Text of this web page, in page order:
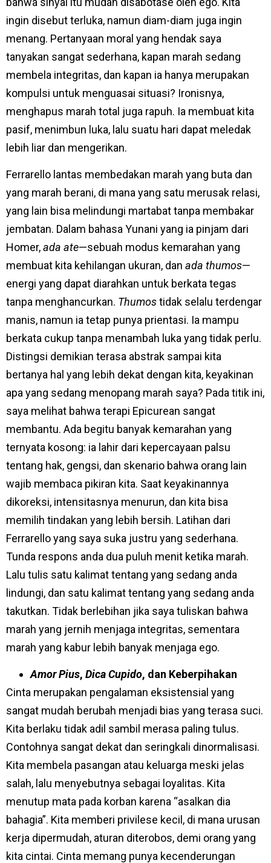
ingin disebut terluka, namun diam-diam juga ingin
menang. Pertanyaan moral yang hendak saya
tanyakan sangat sederhana, kapan marah sedang
membela integritas, dan kapan ia hanya merupakan
kompulsi untuk menguasai situasi? Ironisnya,
menghapus marah total juga rapuh. Ia membuat kita
pasif, menimbun luka, lalu suatu hari dapat meledak
lebih liar dan mengerikan.
Ferrarello lantas membedakan marah yang buta dan
yang marah berani, di mana yang satu merusak relasi,
yang lain bisa melindungi martabat tanpa membakar
jembatan. Dalam bahasa Yunani yang ia pinjam dari
Homer,ada ate—sebuah modus kemarahan yang
membuat kita kehilangan ukuran, dan ada thumos—
energi yang dapat diarahkan untuk berkata tegas
tanpa menghancurkan. Thumostidak selalu terdengar
manis, namun ia tetap punya prientasi. Ia mampu
berkata cukup tanpa menambah luka yang tidak perlu.
Distingsi demikian terasa abstrak sampai kita
bertanya hal yang lebih dekat dengan kita, keyakinan
apa yang sedang menopang marah saya? Pada titik ini,
saya melihat bahwa terapi Epicurean sangat
membantu. Ada begitu banyak kemarahan yang
ternyata kosong: ia lahir dari kepercayaan palsu
tentang hak, gengsi, dan skenario bahwa orang lain
wajib membaca pikiran kita. Saat keyakinannya
dikoreksi, intensitasnya menurun, dan kita bisa
memilih tindakan yang lebih bersih. Latihan dari
Ferrarello yang saya suka justru yang sederhana.
Tunda respons anda dua puluh menit ketika marah.
Lalu tulis satu kalimat tentang yang sedang anda
lindungi, dan satu kalimat tentang yang sedang anda
takutkan. Tidak berlebihan jika saya tuliskan bahwa
marah yang jernih menjaga integritas, sementara
marah yang kabur lebih banyak menjaga ego.
Amor Pius, Dica Cupido, dan Keberpihakan
Cinta merupakan pengalaman eksistensial yang
sangat mudah berubah menjadi bias yang terasa suci.
Kita berlaku tidak adil sambil merasa paling tulus.
Contohnya sangat dekat dan seringkali dinormalisasi.
Kita membela pasangan atau keluarga meski jelas
salah, lalu menyebutnya sebagai loyalitas. Kita
menutup mata pada korban karena “asalkan dia
bahagia”. Kita memberi privilese kecil, di mana urusan
kerja dipermudah, aturan diterobos, demi orang yang
kita cintai. Cinta memang punya kecenderungan